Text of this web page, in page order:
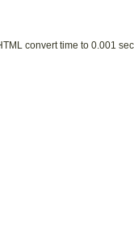
convert time to 0.001